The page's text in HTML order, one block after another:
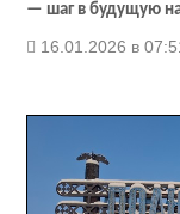
— шаг в будущую
16.01.2026 в